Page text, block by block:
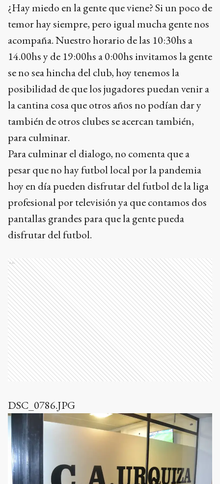
¿Hay miedo en la gente que viene? Si un poco de
temor hay siempre, pero igual mucha gente nos
acompaña. Nuestro horario de las 10:30hs a
14.00hs y de 19:00hs a 0:00hs invitamos la gente
se no sea hincha del club, hoy tenemos la
posibilidad de que los jugadores puedan venir a
la cantina cosa que otros años no podían dar y
también de otros clubes se acercan también,
para culminar.
Para culminar el dialogo, no comenta que a
pesar que no hay futbol local por la pandemia
hoy en día pueden disfrutar del futbol de la liga
profesional por televisión ya que contamos dos
pantallas grandes para que la gente pueda
disfrutar del futbol.
Ads
DSC_0786.JPG